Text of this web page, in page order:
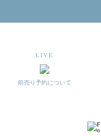
LIVE
前売り予約について